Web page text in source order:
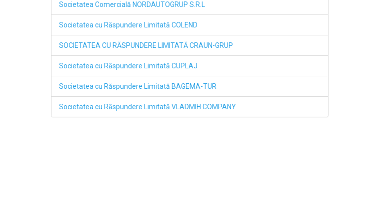
Societatea Comercială NORDAUTOGRUP S.R.L
Societatea cu Răspundere Limitată COLEND
SOCIETATEA CU RĂSPUNDERE LIMITATĂ CRAUN-GRUP
Societatea cu Răspundere Limitată CUPLAJ
Societatea cu Răspundere Limitată BAGEMA-TUR
Societatea cu Răspundere Limitată VLADMIH COMPANY